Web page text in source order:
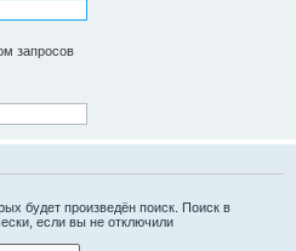
запросов
будет произведён поиск. Поиск в
если вы не отключили